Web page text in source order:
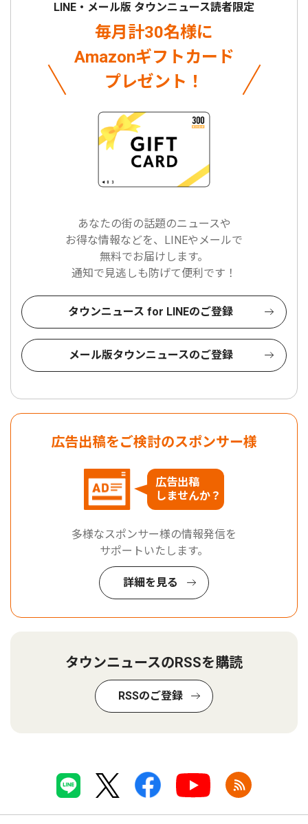
LINE・メール版 タウンニュース読者限定
毎月計30名様に
Amazonギフトカード
プレゼント！
あなたの街の話題のニュースや
お得な情報などを、LINEやメールで
無料でお届けします。
通知で見逃しも防げて便利です！
タウンニュース for LINEのご登録
メール版タウンニュースのご登録
広告出稿をご検討のスポンサー様
広告出稿
しませんか？
多様なスポンサー様の情報発信を
サポートいたします。
詳細を見る
タウンニュースのRSSを購読
RSSのご登録